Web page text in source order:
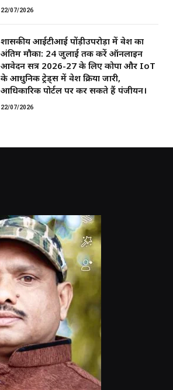
22/07/2026
शासकीय आईटीआई पोंड़ीउपरोड़ा में प्रवेश का
अंतिम मौका: 24 जुलाई तक करें ऑनलाइन
आवेदन सत्र 2026-27 के लिए कोपा और IoT
के आधुनिक ट्रेड्स में प्रवेश प्रक्रिया जारी,
आधिकारिक पोर्टल पर कर सकते हैं पंजीयन।
22/07/2026